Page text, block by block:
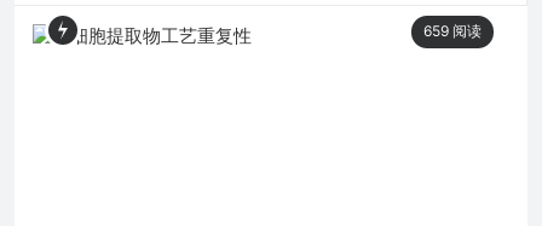
后用于何种医疗或其他应用领域等具体细节。在生命科学领域，
白细胞提取物因其在医疗、科研等多方面的潜在价值而备受关
659 阅读